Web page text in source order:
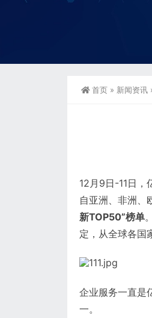
首页 » 新闻资讯
12月9日-11日
自亚洲、非洲、
新TOP50”榜单
定，从全球各国
企业服务一直是
一。